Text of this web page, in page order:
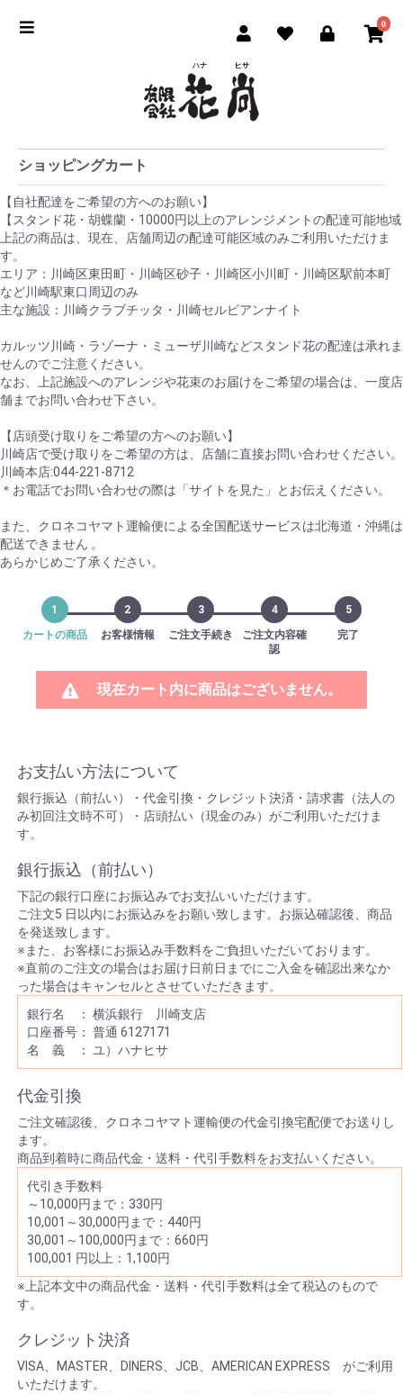
0
ショッピングカート
【自社配達をご希望の方へのお願い】
【スタンド花・胡蝶蘭・10000円以上のアレンジメントの配達可能地域
上記の商品は、現在、店舗周辺の配達可能区域のみご利用いただけま
す。
エリア：川崎区東田町・川崎区砂子・川崎区小川町・川崎区駅前本町
など川崎駅東口周辺のみ
主な施設：川崎クラブチッタ・川崎セルビアンナイト
カルッツ川崎・ラゾーナ・ミューザ川崎などスタンド花の配達は承れま
せんのでご注意ください。
なお、上記施設へのアレンジや花束のお届けをご希望の場合は、一度店
舗までお問い合わせ下さい。
【店頭受け取りをご希望の方へのお願い】
川崎店で受け取りをご希望の方は、店舗に直接お問い合わせください。
川崎本店:044-221-8712
＊お電話でお問い合わせの際は「サイトを見た」とお伝えください。
また、クロネコヤマト運輸便による全国配送サービスは北海道・沖縄は
配送できません 。
あらかじめご了承ください。
1
カートの商品
2
お客様情報
3
ご注文手続き
4
ご注文内容確
認
5
完了
現在カート内に商品はございません。
お支払い方法について
銀行振込（前払い）・代金引換・クレジット決済・請求書（法人の
み初回注文時不可）・店頭払い（現金のみ）がご利用いただけま
す。
銀行振込（前払い）
下記の銀行口座にお振込みでお支払いいただけます。
ご注文5 日以内にお振込みをお願い致します。お振込確認後、商品
を発送致します。
※また、お客様にお振込み手数料をご負担いただいております。
※直前のご注文の場合はお届け日前日までにご入金を確認出来なか
った場合はキャンセルとさせていただきます。
銀行名 ： 横浜銀行 川崎支店
口座番号： 普通 6127171
名 義 ： ユ）ハナヒサ
代金引換
ご注文確認後、クロネコヤマト運輸便の代金引換宅配便でお送りし
ます。
商品到着時に商品代金・送料・代引手数料をお支払いください。
代引き手数料
～10,000円まで：330円
10,001～30,000円まで：440円
30,001～100,000円まで：660円
100,001 円以上：1,100円
※上記本文中の商品代金・送料・代引手数料は全て税込のもので
す。
クレジット決済
VISA、MASTER、DINERS、JCB、AMERICAN EXPRESS がご利用
いただけます。